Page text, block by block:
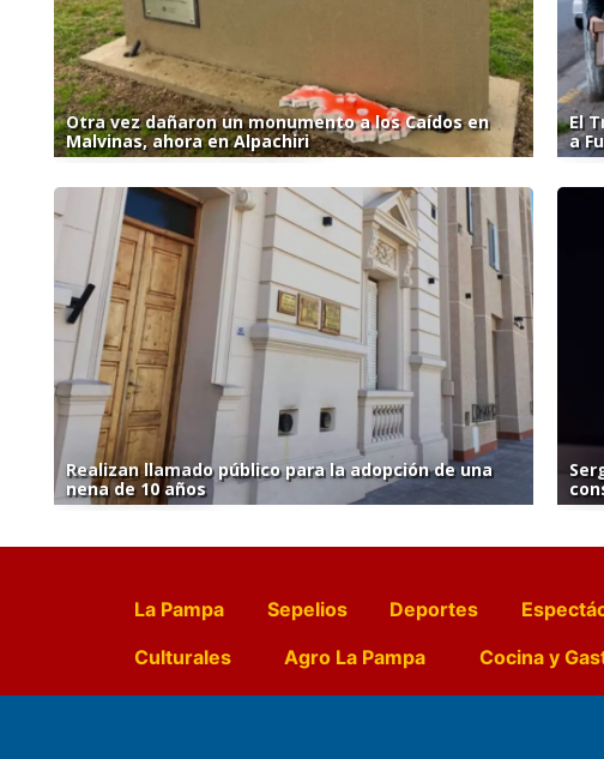
Otra vez dañaron un monumento a los Caídos en
Malvinas, ahora en Alpachiri
El
a
Realizan llamado público para la adopción de una
nena de 10 años
La Pampa Sepelios Deportes
Culturales
Agro La Pampa Cocina y